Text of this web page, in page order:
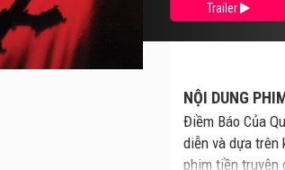
NỘI DUNG
Điềm Báo Của
diễn và dựa trên
phim tiền truyện
Trailer